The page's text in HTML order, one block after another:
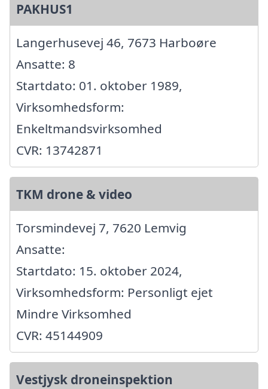
PAKHUS1
Langerhusevej 46, 7673 Harboøre
Ansatte: 8
Startdato: 01. oktober 1989,
Virksomhedsform:
Enkeltmandsvirksomhed
CVR: 13742871
TKM drone & video
Torsmindevej 7, 7620 Lemvig
Ansatte:
Startdato: 15. oktober 2024,
Virksomhedsform: Personligt ejet
Mindre Virksomhed
CVR: 45144909
Vestjysk droneinspektion